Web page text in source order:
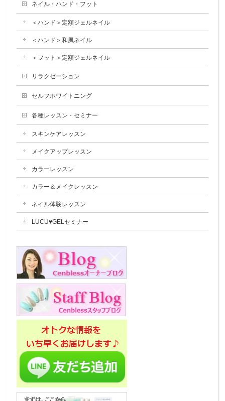
ネイル・ハンド・フット
＜ハンド＞定額ジェルネイル
＜ハンド＞和風ネイル
＜フット＞定額ジェルネイル
リラクゼーション
セルフホワイトニング
各種レッスン・セミナー
スキンケアレッスン
メイクアップレッスン
カラーレッスン
カラー＆メイクレッスン
ネイル体験レッスン
LUCU♥GELセミナー